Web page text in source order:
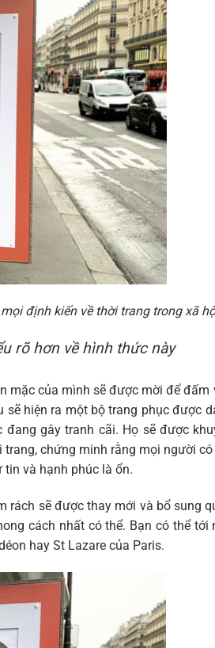
định kiến về thời trang trong xã
rõ hơn về hình thức này
mặc của mình sẽ được mời để đấm
sẽ hiện ra một bộ trang phục được
gây tranh cãi. Họ sẽ được
chứng minh rằng mọi người
và hạnh phúc là ổn.
rách sẽ được thay mới và bổ sung
cách nhất có thể. Bạn có thể tới
hay St Lazare của Paris.